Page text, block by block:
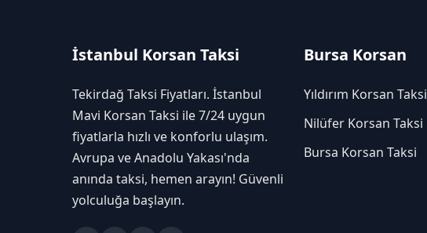
İstanbul Korsan Taksi
Tekirdağ Taksi Fiyatları. İstanbul
Mavi Korsan Taksi ile 7/24 uygun
fiyatlarla hızlı ve konforlu ulaşım.
Avrupa ve Anadolu Yakası'nda
anında taksi, hemen arayın! Güvenli
yolculuğa başlayın.
Bursa Korsan
Yıldırım Korsan Taksi
Nilüfer Korsan Taksi
Bursa Korsan Taksi